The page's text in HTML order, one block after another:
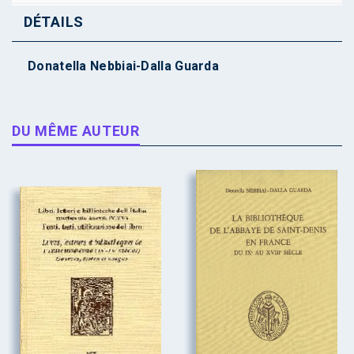
DÉTAILS
Donatella Nebbiai-Dalla Guarda
DU MÊME AUTEUR